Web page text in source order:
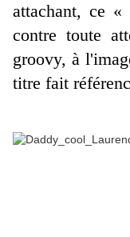
attachant, ce
contre toute
groovy, à
titre fait